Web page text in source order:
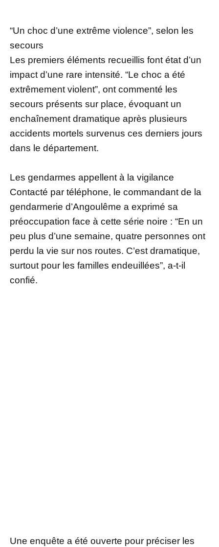
“Un choc d’une extrême violence”, selon les
secours
Les premiers éléments recueillis font état d’un
impact d’une rare intensité. “Le choc a été
extrêmement violent”, ont commenté les
secours présents sur place, évoquant un
enchaînement dramatique après plusieurs
accidents mortels survenus ces derniers jours
dans le département.
Les gendarmes appellent à la vigilance
Contacté par téléphone, le commandant de la
gendarmerie d’Angoulême a exprimé sa
préoccupation face à cette série noire : “En un
peu plus d’une semaine, quatre personnes ont
perdu la vie sur nos routes. C’est dramatique,
surtout pour les familles endeuillées”, a-t-il
confié.
Une enquête a été ouverte pour préciser les